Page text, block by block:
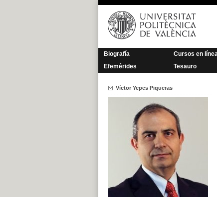
Saltar
contenido
Biografía Cursos en
Efemérides
Tesauro
Víctor Yepes Piqueras